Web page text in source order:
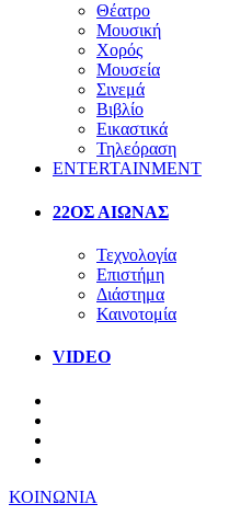
Θέατρο
Μουσική
Χορός
Μουσεία
Σινεμά
Βιβλίο
Εικαστικά
Τηλεόραση
ENTERTAINMENT
22ΟΣ ΑΙΩΝΑΣ
Τεχνολογία
Επιστήμη
Διάστημα
Καινοτομία
VIDEO
ΚΟΙΝΩΝΙΑ